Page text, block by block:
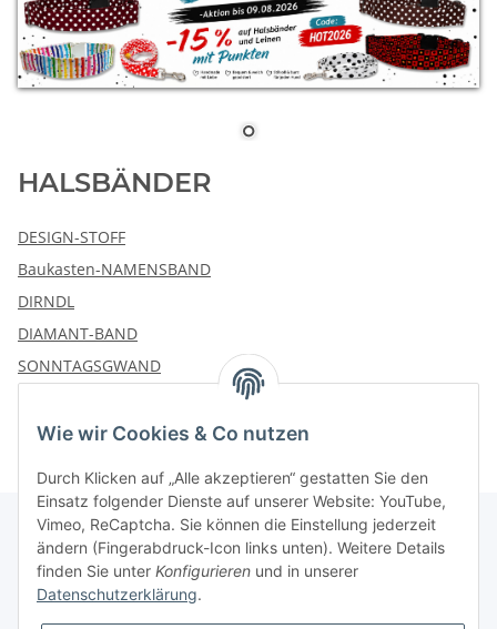
HALSBÄNDER
DESIGN-STOFF
Baukasten-NAMENSBAND
DIRNDL
DIAMANT-BAND
SONNTAGSGWAND
Informationen
Wie wir Cookies & Co nutzen
Durch Klicken auf „Alle akzeptieren“ gestatten Sie den
Einsatz folgender Dienste auf unserer Website: YouTube,
Vimeo, ReCaptcha. Sie können die Einstellung jederzeit
ändern (Fingerabdruck-Icon links unten). Weitere Details
finden Sie unter Konfigurieren und in unserer
Datenschutzerklärung.